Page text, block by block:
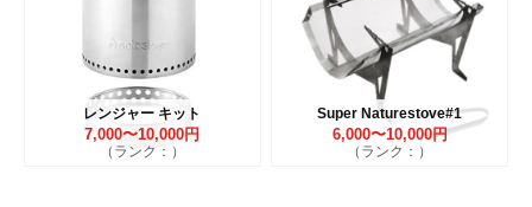
レンジャー キット
7,000〜10,000円
（ランク：）
Super Naturestove#1
6,000〜10,000円
（ランク：）